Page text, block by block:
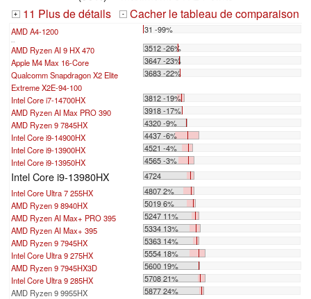
+ 11 Plus de détails - Cacher le tableau de comparaison
AMD A4-1200 31 -99%
AMD Ryzen AI 9 HX 470
3512 -26%
Apple M4 Max 16-Core
3647 -23%
Qualcomm Snapdragon X2 Elite
Extreme X2E-94-100
3683 -22%
Intel Core i7-14700HX
3812 -19%
AMD Ryzen AI Max PRO 390
3918 -17%
AMD Ryzen 9 7845HX
4320 -9%
Intel Core i9-14900HX
4437 -6%
Intel Core i9-13900HX
4521 -4%
Intel Core i9-13950HX
4565 -3%
Intel Core i9-13980HX
4724
Intel Core Ultra 7 255HX
4807 2%
AMD Ryzen 9 8940HX
5019 6%
AMD Ryzen AI Max+ PRO 395
5247 11%
AMD Ryzen AI Max+ 395
5334 13%
AMD Ryzen 9 7945HX
5363 14%
Intel Core Ultra 9 275HX
5554 18%
AMD Ryzen 9 7945HX3D
5600 19%
Intel Core Ultra 9 285HX
5708 21%
AMD Ryzen 9 9955HX
5877 24%